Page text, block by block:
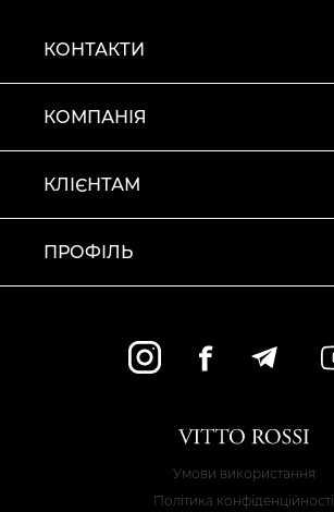
КОНТАКТИ
КОМПАНІЯ
КЛІЄНТАМ
ПРОФІЛЬ
Умови використання
Політика конфіденційності